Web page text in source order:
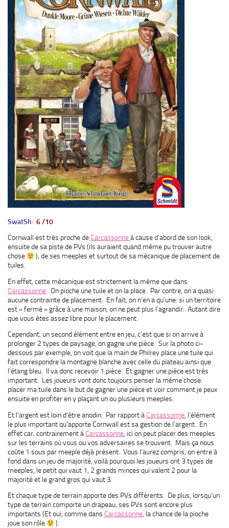
SwatSh: 6 /10
Cornwall est très proche de Carcassonneà cause d’abord de son look,
ensuite de sa piste de PVs (ils auraient quand même pu trouver autre
chose
), de ses meeples et surtout de sa mécanique de placement de
tuiles.
En effet, cette mécanique est strictement la même que dans
Carcassonne . On pioche une tuile et on la place. Par contre, on a quasi
aucune contrainte de placement. En fait, on n’en a qu’une: si un territoire
est « fermé » grâce à une maison, on ne peut plus l’agrandir. Autant dire
que vous êtes assez libre pour le placement.
Cependant, un second élément entre en jeu, c’est que si on arrive à
prolonger 2 types de paysage, on gagne une pièce. Sur la photo ci-
dessous par exemple, on voit que la main de Philrey place une tuile qui
fait correspondre la montagne blanche avec celle du plateau ainsi que
l’étang bleu. Il va donc recevoir 1 pièce. Et gagner une pièce est très
important. Les joueurs vont donc toujours penser la même chose:
placer ma tuile dans le but de gagner une pièce et voir comment je peux
ensuite en profiter en y plaçant un ou plusieurs meeples.
Et l’argent est loin d’être anodin. Par rapport à Carcassonne , l’élément
le plus important qu’apporte Cornwall est sa gestion de l’argent. En
effet car, contrairement à Carcassonne , ici on peut placer des meeples
sur les terrains où vous ou vos adversaires se trouvent. Mais ça nous
coûte 1 sous par meeple déjà présent. Vous l’aurez compris, on entre à
fond dans un jeu de majorité, voilà pourquoi les joueurs ont 3 types de
meeples, le petit qui vaut 1, 2 grands minces qui valent 2 pour la
majorité et le grand gros qui vaut 3.
Et chaque type de terrain apporte des PVs différents. De plus, lorsqu’un
type de terrain comporte un drapeau, ses PVs sont encore plus
importants (Et oui, comme dans Carcassonne, la chance de la pioche
joue son rôle
).